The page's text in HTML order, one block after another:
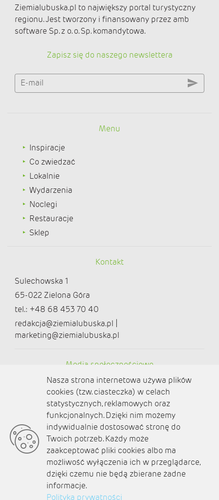
Ziemialubuska.pl to największy portal turystyczny
regionu. Jest tworzony i finansowany przez amb
software Sp. z o. o. Sp. komandytowa.
Zapisz się do naszego newslettera
E-mail
Menu
Inspiracje
Co zwiedzać
Lokalnie
Wydarzenia
Noclegi
Restauracje
Sklep
Kontakt
Sulechowska 1
65-022 Zielona Góra
tel.: +48 68 453 70 40
redakcja@ziemialubuska.pl |
marketing@ziemialubuska.pl
Media społecznościowe
O nas
Kontakt
Polityka prywatności
Aktualności
Zaplanuj podróż
Nasza strona internetowa używa plików
cookies (tzw. ciasteczka) w celach
statystycznych, reklamowych oraz
funkcjonalnych. Dzięki nim możemy
indywidualnie dostosować stronę do
Twoich potrzeb. Każdy może
zaakceptować pliki cookies albo ma
możliwość wyłączenia ich w przeglądarce,
dzięki czemu nie będą zbierane żadne
informacje.
Polityka prywatności